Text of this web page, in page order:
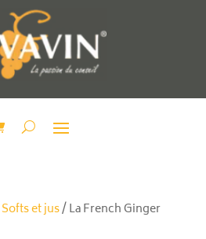
Softs et jus/ La French Ginger